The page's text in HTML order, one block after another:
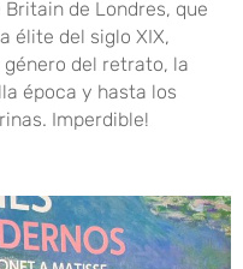
de Londres, que
élite del siglo XIX,
del retrato, la
época y hasta los
Imperdible!